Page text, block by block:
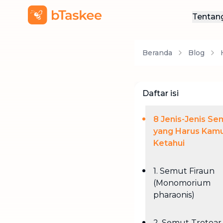
Beranda Blog
Daftar isi
8 Jenis-Jenis
yang Harus
Ketahui
1. Semut Firaun
(Monomorium
pharaonis)